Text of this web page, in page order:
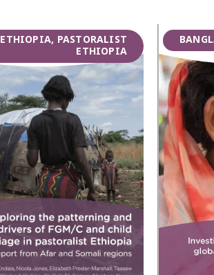
ETHIOPIA, PASTORALIST
ETHIOPIA